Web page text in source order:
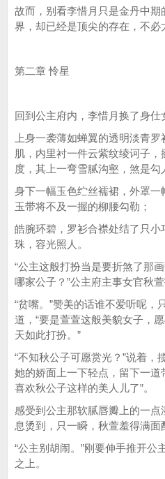
故而，别看李惜月只是金丹中
界，却已经是顶尖的存在，不必
第二章 怜星
回到公主府内，李惜月换了身仕
上身一袭薄如蝉翼的透明淡青
肌，内里衬一件云紫纹绫诃子
度，其上一弯雪腻沟壑，煞是勾
身下一幅玉色纻丝襦裙，外罩
玉带将不及一握的柳腰勾勒；
皓腕环碧，罗衫合襟处结了只
珠，容光照人。
“公主这般打扮当是要折煞了那
哪家公子？”公主府主事女官秋萱
“贫嘴。”赞美的话谁不爱听呢，
道，“要是萱萱这般美貌女子，
天如此打扮。”
“不知秋公子可愿赏光？”说着，
她的娇面上一下轻点，留下一道
喜欢秋公子这样的美人儿了”。
感受到公主那软腻唇瓣上的一
息烫到，只一瞬，秋萱羞得满面
“公主别胡闹。”刚要伸手推开公
之上。